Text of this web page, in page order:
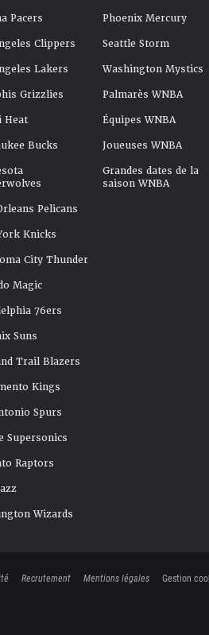
Pacers
Clippers
Lakers
Grizzlies
Heat
Bucks
Pelicans
Knicks
City Thunder
Magic
76ers
Suns
Trail Blazers
Kings
Spurs
Supersonics
Raptors
Wizards
Phoenix Mercury
Seattle Storm
Washington Mystics
Palmarès WNBA
Équipes WNBA
Joueuses WNBA
Grandes dates de la
saison WNBA
Recrutement Mentions légales Gestion